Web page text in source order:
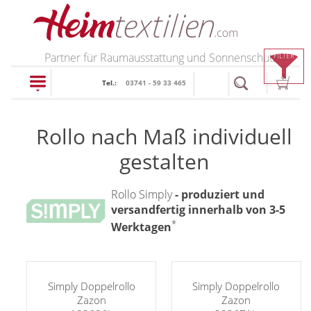
PRODUKTE
Plissee
Faltstores in
Standardgrößen
Sonnenschutz Plissee
Rollos nach Maß
Rollos in Standardgrößen
Thermo Rollo
Doppelrollo
Partner für Raumausstattung und Sonnenschutz
Tel.: 03741 - 59 33 465
FILTER
Rollo nach Maß individuell
gestalten
Rollo Simply- produziert und
versandfertig innerhalb von 3-5
Werktagen*
Simply Doppelrollo
Zazon
Simply Doppelrollo
Zazon